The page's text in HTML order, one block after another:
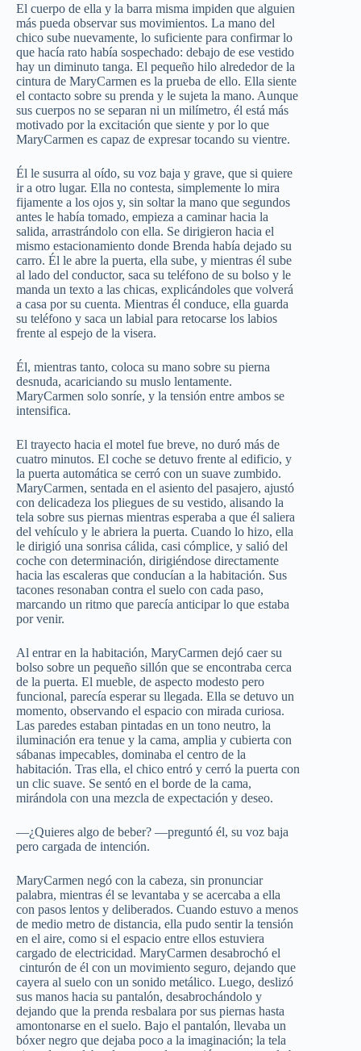
El cuerpo de ella y la barra misma impiden que alguien
más pueda observar sus movimientos. La mano del
chico sube nuevamente, lo suficiente para confirmar lo
que hacía rato había sospechado: debajo de ese vestido
hay un diminuto tanga. El pequeño hilo alrededor de la
cintura de MaryCarmen es la prueba de ello. Ella siente
el contacto sobre su prenda y le sujeta la mano. Aunque
sus cuerpos no se separan ni un milímetro, él está más
motivado por la excitación que siente y por lo que
MaryCarmen es capaz de expresar tocando su vientre.
Él le susurra al oído, su voz baja y grave, que si quiere
ir a otro lugar. Ella no contesta, simplemente lo mira
fijamente a los ojos y, sin soltar la mano que segundos
antes le había tomado, empieza a caminar hacia la
salida, arrastrándolo con ella. Se dirigieron hacia el
mismo estacionamiento donde Brenda había dejado su
carro. Él le abre la puerta, ella sube, y mientras él sube
al lado del conductor, saca su teléfono de su bolso y le
manda un texto a las chicas, explicándoles que volverá
a casa por su cuenta. Mientras él conduce, ella guarda
su teléfono y saca un labial para retocarse los labios
frente al espejo de la visera.
Él, mientras tanto, coloca su mano sobre su pierna
desnuda, acariciando su muslo lentamente.
MaryCarmen solo sonríe, y la tensión entre ambos se
intensifica.
El trayecto hacia el motel fue breve, no duró más de
cuatro minutos. El coche se detuvo frente al edificio, y
la puerta automática se cerró con un suave zumbido.
MaryCarmen, sentada en el asiento del pasajero, ajustó
con delicadeza los pliegues de su vestido, alisando la
tela sobre sus piernas mientras esperaba a que él saliera
del vehículo y le abriera la puerta. Cuando lo hizo, ella
le dirigió una sonrisa cálida, casi cómplice, y salió del
coche con determinación, dirigiéndose directamente
hacia las escaleras que conducían a la habitación. Sus
tacones resonaban contra el suelo con cada paso,
marcando un ritmo que parecía anticipar lo que estaba
por venir.
Al entrar en la habitación, MaryCarmen dejó caer su
bolso sobre un pequeño sillón que se encontraba cerca
de la puerta. El mueble, de aspecto modesto pero
funcional, parecía esperar su llegada. Ella se detuvo un
momento, observando el espacio con mirada curiosa.
Las paredes estaban pintadas en un tono neutro, la
iluminación era tenue y la cama, amplia y cubierta con
sábanas impecables, dominaba el centro de la
habitación. Tras ella, el chico entró y cerró la puerta con
un clic suave. Se sentó en el borde de la cama,
mirándola con una mezcla de expectación y deseo.
—¿Quieres algo de beber? —preguntó él, su voz baja
pero cargada de intención.
MaryCarmen negó con la cabeza, sin pronunciar
palabra, mientras él se levantaba y se acercaba a ella
con pasos lentos y deliberados. Cuando estuvo a menos
de medio metro de distancia, ella pudo sentir la tensión
en el aire, como si el espacio entre ellos estuviera
cargado de electricidad. MaryCarmen desabrochó el
cinturón de él con un movimiento seguro, dejando que
cayera al suelo con un sonido metálico. Luego, deslizó
sus manos hacia su pantalón, desabrochándolo y
dejando que la prenda resbalara por sus piernas hasta
amontonarse en el suelo. Bajo el pantalón, llevaba un
bóxer negro que dejaba poco a la imaginación; la tela